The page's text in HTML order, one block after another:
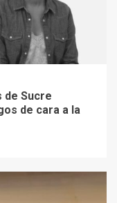
de Sucre
de cara a la